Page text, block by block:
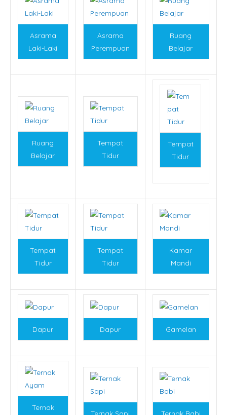
Asrama
Laki-Laki
Asrama
Perempuan
Ruang
Belajar
Ruang
Belajar
Tempat
Tidur
Tempat
Tidur
Tempat
Tidur
Tempat
Tidur
Kamar
Mandi
Dapur Dapur Gamelan
Ternak
Ternak Sapi Ternak Babi